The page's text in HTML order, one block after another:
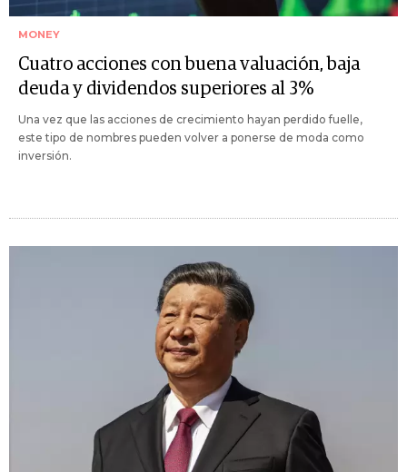
MONEY
Cuatro acciones con buena valuación, baja
deuda y dividendos superiores al 3%
Una vez que las acciones de crecimiento hayan perdido fuelle,
este tipo de nombres pueden volver a ponerse de moda como
inversión.